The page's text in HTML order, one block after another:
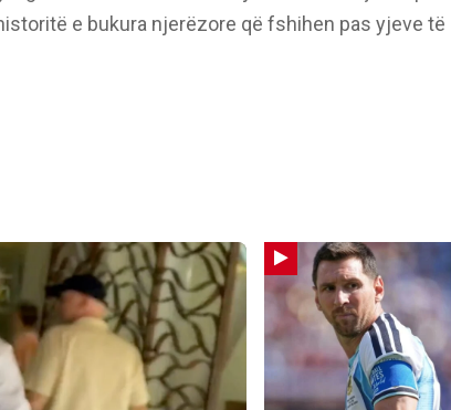
e bukura njerëzore që fshihen pas yjeve të